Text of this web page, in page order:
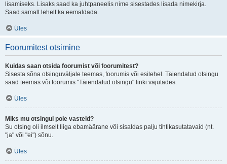
lisamiseks. Lisaks saad ka juhtpaneelis nime sisestades lisada nimekirja.
Saad samalt lehelt ka eemaldada.
Üles
Foorumitest otsimine
Kuidas saan otsida foorumist või foorumitest?
Sisesta sõna otsinguväljale teemas, foorumis või esilehel. Täiendatud otsingu
saad teemas või foorumis "Täiendatud otsingu" linki vajutades.
Üles
Miks mu otsingul pole vasteid?
Su otsing oli ilmselt liiga ebamäärane või sisaldas palju tihtikasutatavaid (nt.
"ja" või "ei") sõnu.
Üles